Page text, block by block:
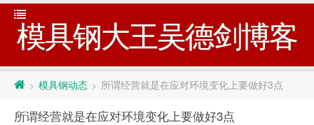
模具钢大王吴德剑博客
> 模具钢动态 > 所谓经营就是在应对环境变化上要做好3点
所谓经营就是在应对环境变化上要做好3点